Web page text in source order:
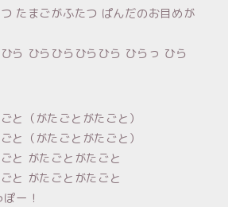
たまごがふたつ ぱんだのお目めが
ら ひらひらひらひら ひらっ ひら
と（がたごとがたごと）
と（がたごとがたごと）
と がたごとがたごと
と がたごとがたごと
ぽー！